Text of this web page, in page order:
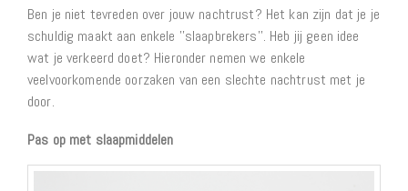
Ben je niet tevreden over jouw nachtrust? Het kan zijn dat je je
schuldig maakt aan enkele ''slaapbrekers''. Heb jij geen idee
wat je verkeerd doet? Hieronder nemen we enkele
veelvoorkomende oorzaken van een slechte nachtrust met je
door.
Pas op met slaapmiddelen